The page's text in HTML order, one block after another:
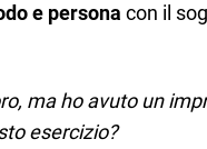
e persona con il
ma ho avuto un
esercizio?